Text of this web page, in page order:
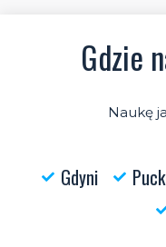
Gdzie
Naukę
Gdyni